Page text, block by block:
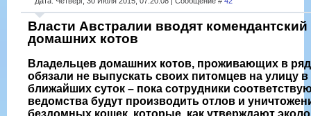
Власти Австралии вводят комендантский
домашних котов
Владельцев домашних котов, проживающих в
обязали не выпускать своих питомцев на улицу в
ближайших суток – пока сотрудники
ведомства будут производить отлов и
бездомных кошек, которые, как утверждают